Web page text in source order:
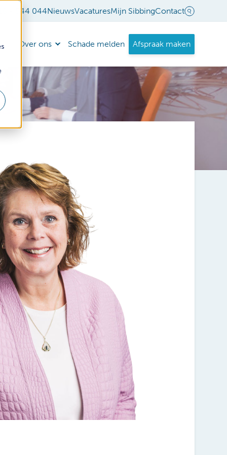
- 544 044NieuwsVacaturesMijn SibbingContact
Over ons Schade melden Afspraak maken